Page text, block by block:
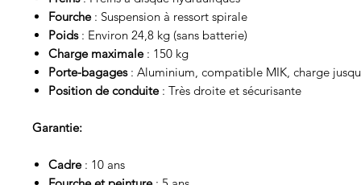
Fourche: Suspension à ressort spirale
Poids: Environ 24,8 kg (sans batterie)
Charge maximale: 150 kg
Porte-bagages: Aluminium, compatible MIK, charge
Position de conduite: Très droite et sécurisante
Garantie:
Cadre: 10 ans